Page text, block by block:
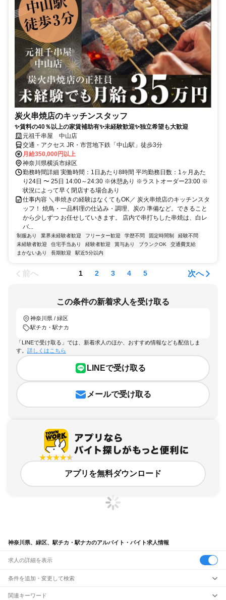
炭火串焼店のキッチンスタッフ
✨賃料の40％以上の家賃補助有✨未経験歓迎✨独立希望も大歓迎
元祖千串屋 中山店
交通・アクセス JR・市営地下鉄「中山駅」徒歩3分
月給350,000円以上
神奈川県横浜市緑区
勤務時間詳細 実働時間：1日あたり8時間 平均勤務日数：1ヶ月あた
り24日 〜 25日 14:00～24:30 ※休憩あり ※ラストオーダー23:00 ※
状況によって早く閉店する場合あり
仕事内容 ＼串焼きの経験はなくてもOK／ 炭火串焼店のキッチンスタ
ッフ！ 焼鳥・一品料理の仕込み・調理、炭の 準備など。できること
から少しずつ お任せしていきます。 店内で串打ちした串焼は、白レ
バ...
制服あり 業界未経験者歓迎 フリーター歓迎 学歴不問 固定時間制
経験不問
未経験者歓迎
住宅手当あり 経験者歓迎 賞与あり ブランクOK
交通費支給
まかないあり
長期歓迎 駅近5分以内
前へ 1 2 3 4 5 次へ
この条件の新着求人を受け取る
神奈川県 / 緑区
駅チカ・駅ナカ
「LINEで受け取る」では、新着求人のほか、おすすめ情報なども配信しま
す。 詳しくはこちら
LINEで受け取る
メールで受け取る
アプリを無料ダウンロード
神奈川県、緑区、駅チカ・駅ナカのアルバイト・バイト求人情報
求人の詳細を表示
条件を追加・変更して検索
市区町村を追加・変更
関連キーワード